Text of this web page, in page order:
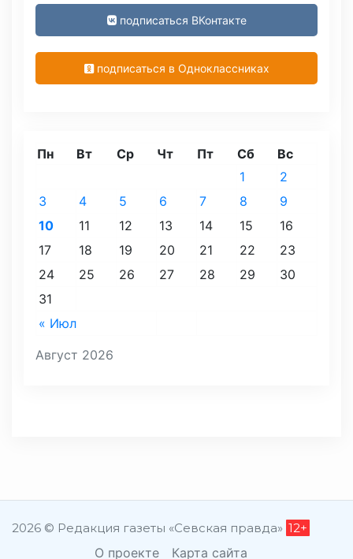
подписаться ВКонтакте
подписаться в Одноклассниках
Август 2026
Пн Вт Ср Чт Пт Сб Вс
« Июл
1
2
3
4 5 6 7 8
9
10
11 12 13 14 15
16
17
18 19 20 21 22
23
24
25 26 27 28 29
30
31
2026 © Редакция газеты «Севская правда» 12+
О проекте Карта сайта